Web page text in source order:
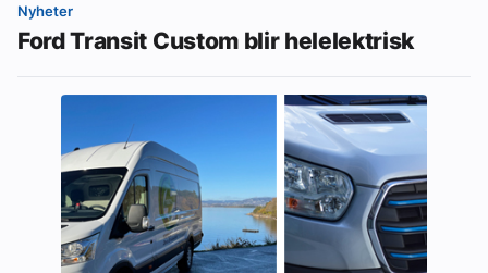
Nyheter
Ford Transit Custom blir helelektrisk